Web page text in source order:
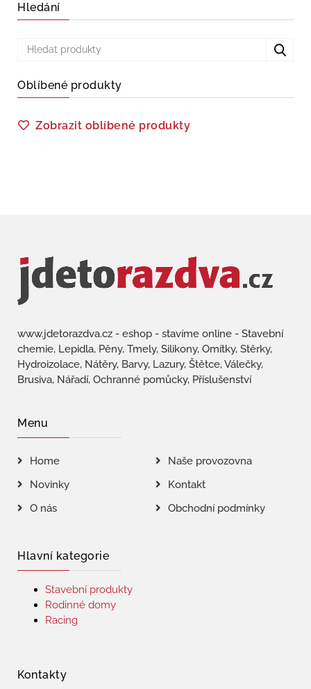
Hledání
Oblíbené produkty
Zobrazit oblíbené produkty
www.jdetorazdva.cz - eshop - stavíme online - Stavební
chemie, Lepidla, Pěny, Tmely, Silikony, Omítky, Stěrky,
Hydroizolace, Nátěry, Barvy, Lazury, Štětce, Válečky,
Brusiva, Nářadí, Ochranné pomůcky, Příslušenství
Menu
Home
Naše provozovna
Novinky
Kontakt
O nás
Obchodní podmínky
Hlavní kategorie
Stavební produkty
Rodinné domy
Racing
Kontakty